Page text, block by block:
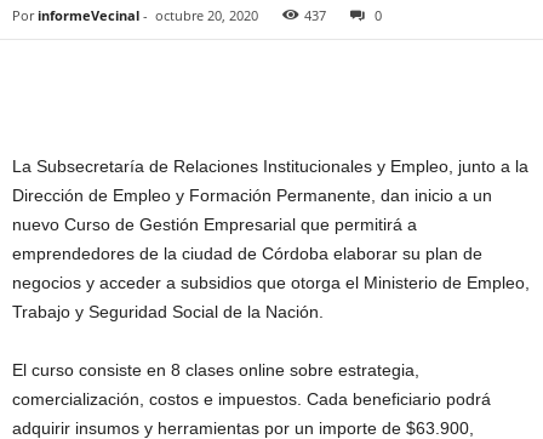
Por informeVecinal - octubre 20, 2020 437 0
La Subsecretaría de Relaciones Institucionales y Empleo, junto a la
Dirección de Empleo y Formación Permanente, dan inicio a un
nuevo Curso de Gestión Empresarial que permitirá a
emprendedores de la ciudad de Córdoba elaborar su plan de
negocios y acceder a subsidios que otorga el Ministerio de Empleo,
Trabajo y Seguridad Social de la Nación.
El curso consiste en 8 clases online sobre estrategia,
comercialización, costos e impuestos. Cada beneficiario podrá
adquirir insumos y herramientas por un importe de $63.900,